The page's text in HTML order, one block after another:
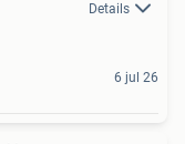
Details
6 jul 26